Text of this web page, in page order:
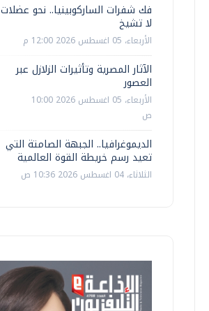
فك شفرات الساركوبينيا.. نحو عضلات
لا تشيخ
الأربعاء، 05 اغسطس 2026 12:00 م
الآثار المصرية وتأثيرات الزلازل عبر
العصور
الأربعاء، 05 اغسطس 2026 10:00
ص
الديموغرافيا.. الجبهة الصامتة التي
تعيد رسم خريطة القوة العالمية
الثلاثاء، 04 اغسطس 2026 10:36 ص